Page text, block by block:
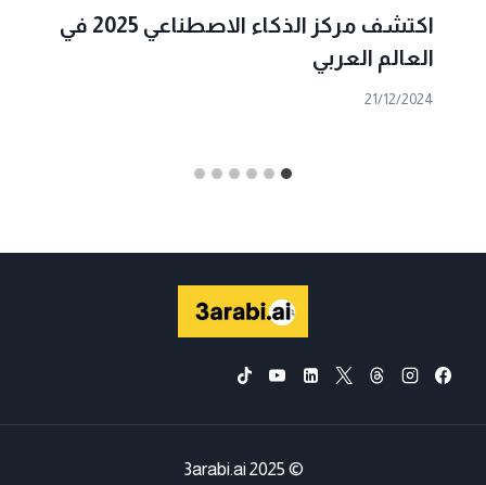
اكتشف مركز الذكاء الاصطناعي 2025 في
العالم العربي
21/12/2024
© 2025 3arabi.ai